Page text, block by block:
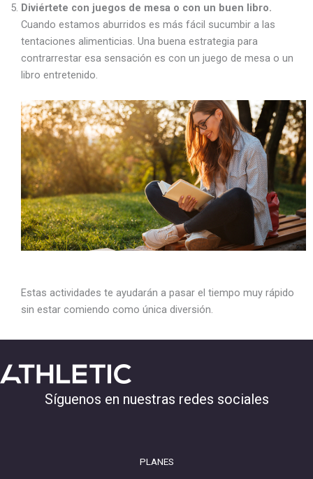
Diviértete con juegos de mesa o con un buen libro.
Cuando estamos aburridos es más fácil sucumbir a las
tentaciones alimenticias. Una buena estrategia para
contrarrestar esa sensación es con un juego de mesa o un
libro entretenido.
Estas actividades te ayudarán a pasar el tiempo muy rápido
sin estar comiendo como única diversión.
Síguenos en nuestras redes sociales
PLANES